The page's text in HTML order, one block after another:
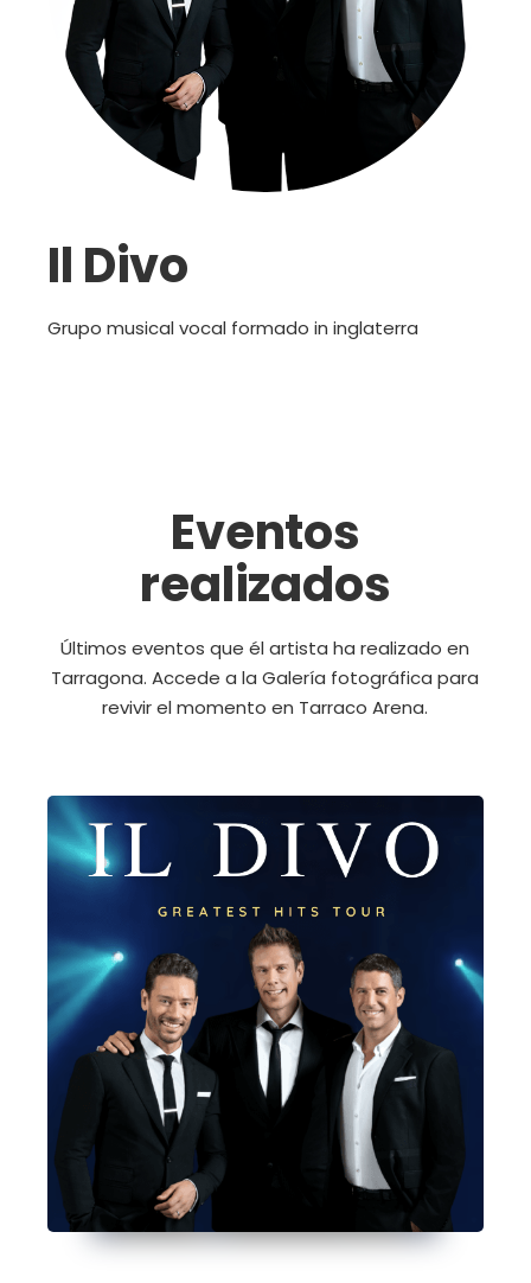
Il Divo
Grupo musical vocal formado in inglaterra
Eventos
realizados
Últimos eventos que él artista ha realizado en
Tarragona. Accede a la Galería fotográfica para
revivir el momento en Tarraco Arena.